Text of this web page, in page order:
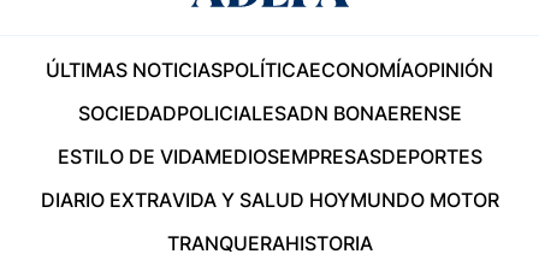
ÚLTIMAS NOTICIASPOLÍTICAECONOMÍAOPINIÓN
SOCIEDADPOLICIALESADN BONAERENSE
ESTILO DE VIDAMEDIOSEMPRESASDEPORTES
DIARIO EXTRAVIDA Y SALUD HOYMUNDO MOTOR
TRANQUERAHISTORIA